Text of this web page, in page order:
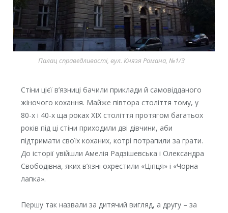
Палац справедливості, вул. Князя Романа, №1/3
Стіни цієї в’язниці бачили приклади й самовідданого
жіночого кохання. Майже півтора століття тому, у
80-х і 40-х ща роках ХІХ століття протягом багатьох
років під ці стіни приходили дві дівчини, аби
підтримати своїх коханих, котрі потрапили за грати.
До історії увійшли Амелія Радзішевська і Олександра
Свободівна, яких в’язні охрестили «Ціпця» і «Чорна
лапка».
Першу так назвали за дитячий вигляд, а другу – за